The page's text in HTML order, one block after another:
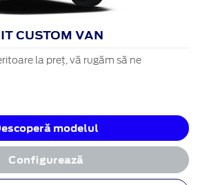
CUSTOM VAN
la preț, vă rugăm să ne
modelul
Configurează